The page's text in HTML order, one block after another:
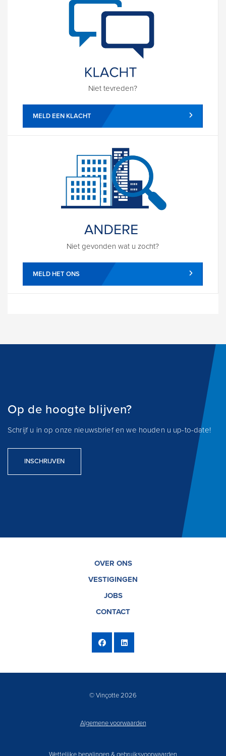
Niet tevreden?
MELD EEN KLACHT
Niet gevonden wat u zocht?
MELD HET ONS
Op de hoogte blijven?
Schrijf u in op onze nieuwsbrief en we houden u up-to-date!
INSCHRIJVEN
OVER ONS
VESTIGINGEN
JOBS
CONTACT
© Vinçotte 2026
Algemene voorwaarden